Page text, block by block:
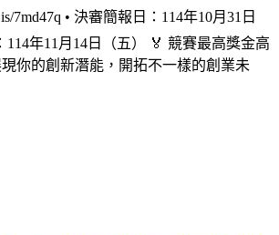
7md47q • 決審簡報日：114年10月31日
114年11月14日（五） 🏅 競賽最高獎金高
你的創新潛能，開拓不一樣的創業未